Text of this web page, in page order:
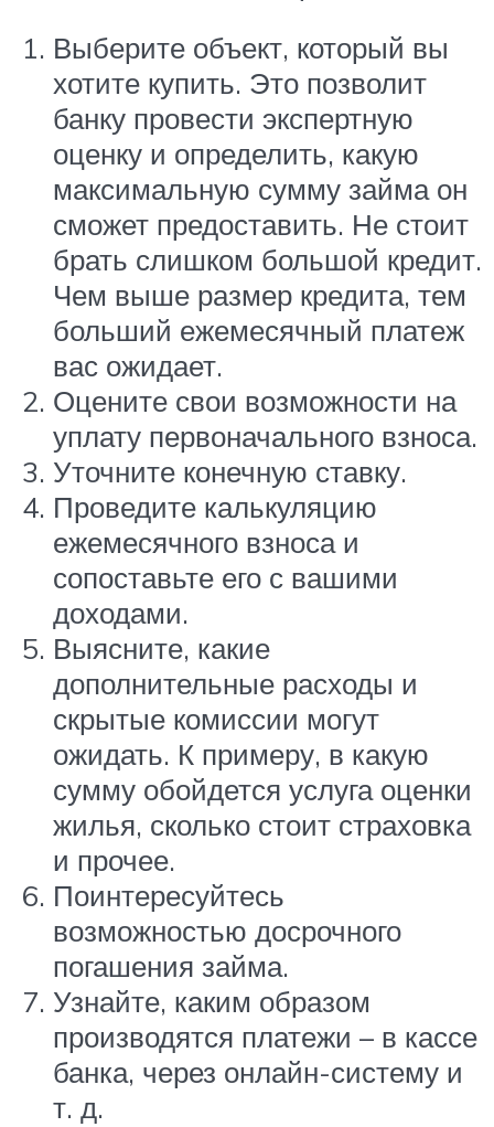
Выберите объект, который вы
хотите купить. Это позволит
банку провести экспертную
оценку и определить, какую
максимальную сумму займа он
сможет предоставить. Не стоит
брать слишком большой кредит.
Чем выше размер кредита, тем
больший ежемесячный платеж
вас ожидает.
Оцените свои возможности на
уплату первоначального взноса.
Уточните конечную ставку.
Проведите калькуляцию
ежемесячного взноса и
сопоставьте его с вашими
доходами.
Выясните, какие
дополнительные расходы и
скрытые комиссии могут
ожидать. К примеру, в какую
сумму обойдется услуга оценки
жилья, сколько стоит страховка
и прочее.
Поинтересуйтесь
возможностью досрочного
погашения займа.
Узнайте, каким образом
производятся платежи – в кассе
банка, через онлайн-систему и
т. д.